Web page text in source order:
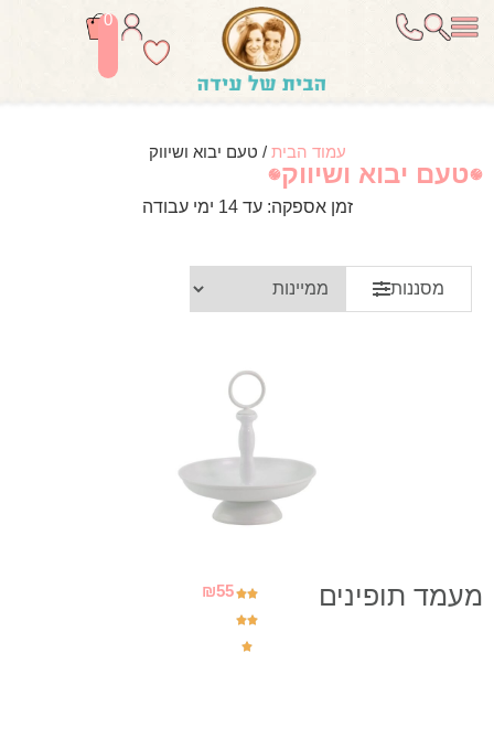
0
עמוד הבית / טעם יבוא ושיווק
טעם יבוא ושיווק
זמן אספקה: עד 14 ימי עבודה
מסננות
מעמד תופינים ₪55